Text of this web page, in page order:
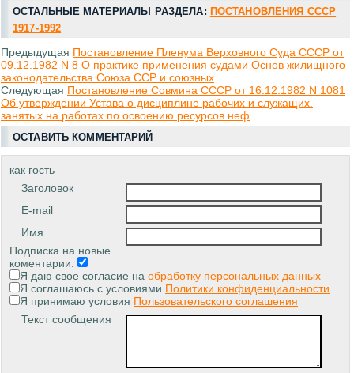
ОСТАЛЬНЫЕ МАТЕРИАЛЫ РАЗДЕЛА: ПОСТАНОВЛЕНИЯ СССР
1917-1992
Предыдущая Постановление Пленума Верховного Суда СССР от
09.12.1982 N 8 О практике применения судами Основ жилищного
законодательства Союза ССР и союзных
Следующая Постановление Совмина СССР от 16.12.1982 N 1081
Об утверждении Устава о дисциплине рабочих и служащих.
занятых на работах по освоению ресурсов неф
ОСТАВИТЬ КОММЕНТАРИЙ
как гость
Заголовок
E-mail
Имя
Подписка на новые
коментарии:
Я даю свое согласие на обработку персональных данных
Я соглашаюсь с условиями Политики конфиденциальности
Я принимаю условия Пользовательского соглашения
Текст сообщения